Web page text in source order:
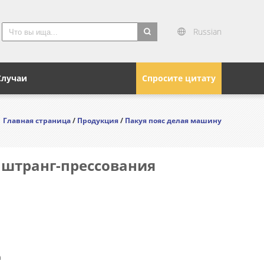
Russian
Спросите цитату
Главная страница/Продукция/Пакуя пояс делая машину
прессования